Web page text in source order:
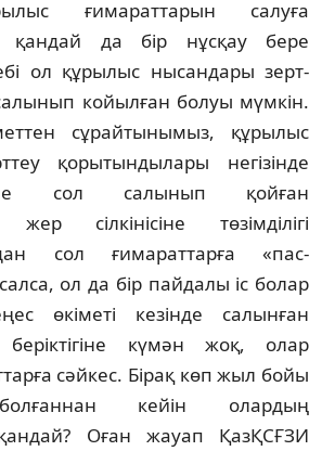
ғимараттарын салу­ға
да бір нұсқау бе­ре
ол құрылыс нысандары зерт­
койылған болуы мүм­кін.
сұрайтын­ы­мыз, құрылыс
қорытын­ды­лары негізінде
сол салынып қойған
сілкінісіне төзім­ді­лігі
сол ғимараттарға «пас­
ол да бір пайдалы іс болар
өкіметі кезінде са­лын­ған
беріктігіне күмән жоқ, олар
сәйкес. Бірақ көп жыл бойы
кейін олардың
Оған жауап ҚазҚСҒЗИ